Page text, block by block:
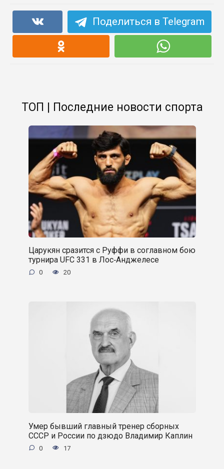
Поделиться в Telegram
ТОП | Последние новости спорта
Царукян сразится с Руффи в соглавном бою
турнира UFC 331 в Лос‑Анджелесе
0 20
Умер бывший главный тренер сборных
СССР и России по дзюдо Владимир Каплин
0 17